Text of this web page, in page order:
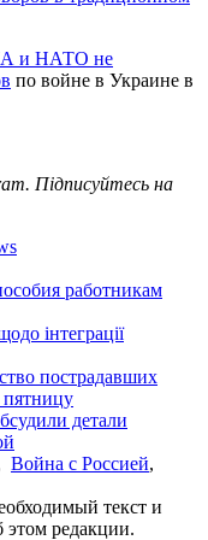
и НАТО не
по войне в Украине в
Підписуйтесь на
работникам
інтеграції
пострадавших
детали
Война с Россией,
текст и
редакции.